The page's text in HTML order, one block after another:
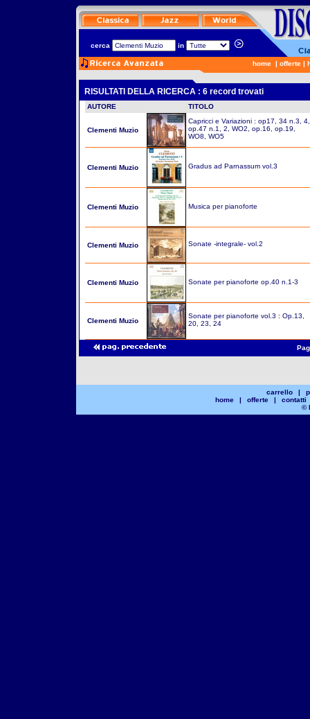
cerca in
home | offerte |
RISULTATI DELLA RICERCA : 6 record trovati
AUTORE TITOLO
Clementi Muzio
Capricci e Variazioni : op17, 34 n.3, 4,
op.47 n.1, 2, WO2, op.16, op.19,
WO8, WO5
Clementi Muzio Gradus ad Parnassum vol.3
Clementi Muzio Musica per pianoforte
Clementi Muzio Sonate -integrale- vol.2
Clementi Muzio Sonate per pianoforte op.40 n.1-3
Clementi Muzio
Sonate per pianoforte vol.3 : Op.13,
20, 23, 24
carrello |
home
| offerte |
contatti
©